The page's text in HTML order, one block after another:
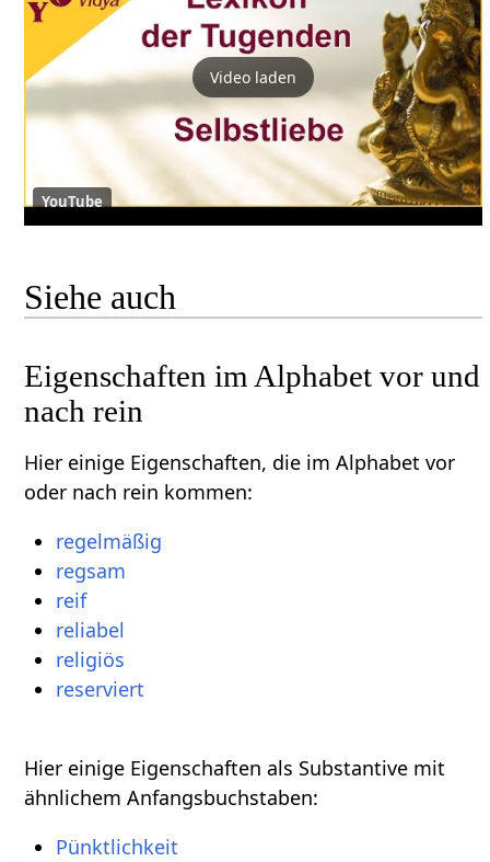
Video laden
YouTube
Siehe auch
Eigenschaften im Alphabet vor und
nach rein
Hier einige Eigenschaften, die im Alphabet vor
oder nach rein kommen:
regelmäßig
regsam
reif
reliabel
religiös
reserviert
Hier einige Eigenschaften als Substantive mit
ähnlichem Anfangsbuchstaben:
Pünktlichkeit